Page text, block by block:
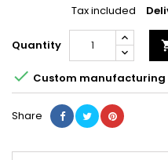
Tax included
Quantity
 Custom manufacturing
Share